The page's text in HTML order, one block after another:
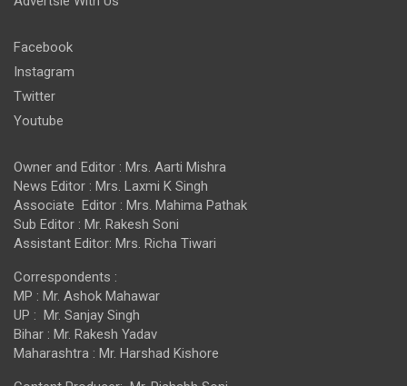
Facebook
Instagram
Twitter
Youtube
Owner and Editor : Mrs. Aarti Mishra
News Editor : Mrs. Laxmi K Singh
Associate Editor : Mrs. Mahima Pathak
Sub Editor : Mr. Rakesh Soni
Assistant Editor: Mrs. Richa Tiwari
Correspondents :
MP : Mr. Ashok Mahawar
UP : Mr. Sanjay Singh
Bihar : Mr. Rakesh Yadav
Maharashtra : Mr. Harshad Kishore